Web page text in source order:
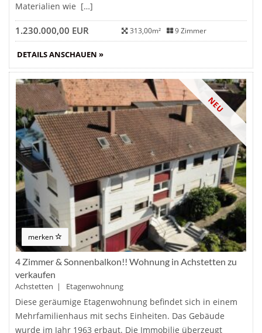
Materialien wie […]
1.230.000,00 EUR 313,00m² 9 Zimmer
DETAILS ANSCHAUEN »
NEU
merken
4 Zimmer & Sonnenbalkon!! Wohnung in Achstetten zu
verkaufen
Achstetten | Etagenwohnung
Diese geräumige Etagenwohnung befindet sich in einem
Mehrfamilienhaus mit sechs Einheiten. Das Gebäude
wurde im Jahr 1963 erbaut. Die Immobilie überzeugt